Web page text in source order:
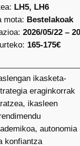
LH5, LH6
mota: Bestelakoak
2026/05/22 –
165-175€
ikasketa-
eraginkorrak
ikasleen
autonomia
konfiantza